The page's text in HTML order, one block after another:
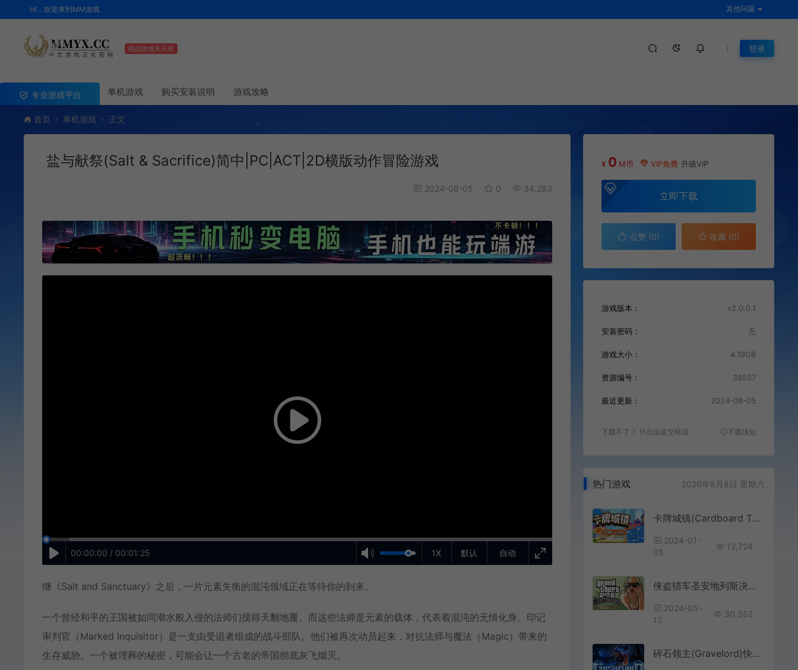
HI，欢迎来到MM游戏 其他问题
精品游戏天天有 登录
专业游戏平台 单机游戏 购买安装说明 游戏攻略
首页 单机游戏 正文
盐与献祭(Salt & Sacrifice)简中|PC|ACT|2D横版动作冒险游戏
2024-08-05 0 34,283
自动
1X 默认
00:00:00 / 00:01:25
继《Salt and Sanctuary》之后，一片元素失衡的混沌领域正在等待你的到来。
一个曾经和平的王国被如同潮水般入侵的法师们搅得天翻地覆。而这些法师是元素的载体，代表着混沌的无情化身。印记
审判官（Marked Inquisitor）是一支由受诅者组成的战斗部队。他们被再次动员起来，对抗法师与魔法（Magic）带来的
生存威胁。一个被埋葬的秘密，可能会让一个古老的帝国彻底灰飞烟灭。
¥ 0 M币 VIP免费 升级VIP
立即下载
点赞 (0) 收藏 (0)
游戏版本： v2.0.0.1
安装密码： 无
游戏大小： 4.19GB
资源编号： 38557
最近更新： 2024-08-05
下载不了？ 点击提交错误 下载须知
热门游戏 2026年8月8日 星期六
卡牌城镇(Cardboard Town)简中|PC|SLG|城市建造卡牌游戏
2024-01-
05
12,724
侠盗猎车圣安地列斯决定版(GTA San Andreas Definitive Edition)开放世界动作RPG游戏|下载
2024-05-
12
30,352
碎石领主(Gravelord)快节奏复古射击游戏|下载